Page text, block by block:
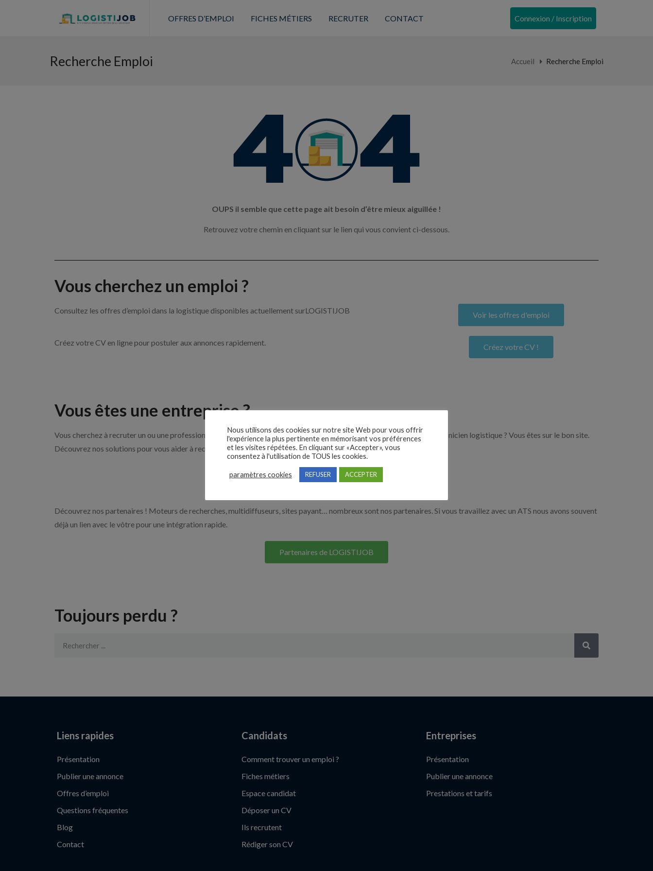
OFFRES D’EMPLOI FICHES MÉTIERS RECRUTER CONTACT Connexion / Inscription
Recherche Emploi Accueil Recherche Emploi
OUPS il semble que cette page ait besoin d’être mieux aiguillée !
Retrouvez votre chemin en cliquant sur le lien qui vous convient ci-dessous.
Vous cherchez un emploi ?
Consultez les offres d’emploi dans la logistique disponibles actuellement surLOGISTIJOB Voir les offres d'emploi
Créez votre CV en ligne pour postuler aux annonces rapidement. Créez votre CV !
Vous êtes une entreprise ?
Vous cherchez à recruter un ou une professionnelle de la logistique par exemple un acheteur, un cariste ou encore un technicien logistique ? Vous êtes sur le bon site.
Découvrez nos solutions pour vous aider à recruter en cliquant sur le bouton ci-dessous.
Nos solutions entreprises
Découvrez nos partenaires ! Moteurs de recherches, multidiffuseurs, sites payant… nombreux sont nos partenaires. Si vous travaillez avec un ATS nous avons souvent
déjà un lien avec le vôtre pour une intégration rapide.
Partenaires de LOGISTIJOB
Toujours perdu ?
Liens rapides
Présentation
Publier une annonce
Offres d’emploi
Questions fréquentes
Blog
Contact
Candidats
Comment trouver un emploi ?
Fiches métiers
Espace candidat
Déposer un CV
Ils recrutent
Rédiger son CV
Entreprises
Présentation
Publier une annonce
Prestations et tarifs
Nous utilisons des cookies sur notre site Web pour vous offrir
l'expérience la plus pertinente en mémorisant vos préférences
et les visites répétées. En cliquant sur «Accepter», vous
consentez à l'utilisation de TOUS les cookies.
paramètres cookies REFUSER ACCEPTER